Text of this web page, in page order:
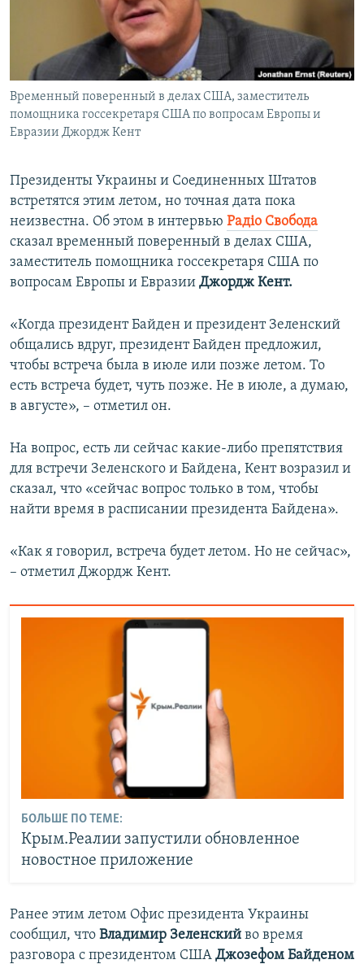
ПОБЕДИТЕЛЕЙ НЕ СУДЯТ?
КРЫМ.НЕПОКОРЕННЫЙ
ELIFBE
УКРАИНСКАЯ ПРОБЛЕМА КРЫМА
ПРИСОЕДИНЯЙТЕСЬ!
Все сайты RFE/RL
Временный поверенный в делах США, заместитель
помощника госсекретаря США по вопросам Европы и
Евразии Джордж Кент
Президенты Украины и Соединенных Штатов
встретятся этим летом, но точная дата пока
неизвестна. Об этом в интервью Радіо Свобода
сказал временный поверенный в делах США,
заместитель помощника госсекретаря США по
вопросам Европы и Евразии Джордж Кент.
«Когда президент Байден и президент Зеленский
общались вдруг, президент Байден предложил,
чтобы встреча была в июле или позже летом. То
есть встреча будет, чуть позже. Не в июле, а думаю,
в августе», – отметил он.
На вопрос, есть ли сейчас какие-либо препятствия
для встречи Зеленского и Байдена, Кент возразил и
сказал, что «сейчас вопрос только в том, чтобы
найти время в расписании президента Байдена».
«Как я говорил, встреча будет летом. Но не сейчас»,
– отметил Джордж Кент.
БОЛЬШЕ ПО ТЕМЕ:
Крым.Реалии запустили обновленное
новостное приложение
Ранее этим летом Офис президента Украины
сообщил, что Владимир Зеленский во время
разговора с президентом США Джозефом Байденом